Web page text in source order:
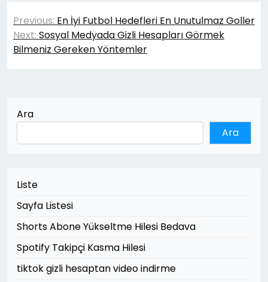
Yazı
gezinmesi
Previous: En İyi Futbol Hedefleri En Unutulmaz Goller
Next: Sosyal Medyada Gizli Hesapları Görmek
Bilmeniz Gereken Yöntemler
Ara
Ara
Liste
Sayfa Listesi
Shorts Abone Yükseltme Hilesi Bedava
Spotify Takipçi Kasma Hilesi
tiktok gizli hesaptan video indirme